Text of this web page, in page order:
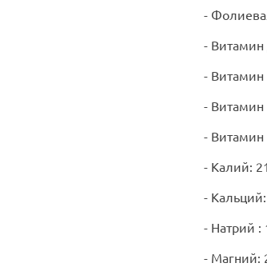
-
- Витамин
- Витамин
- Витамин
- Витамин
- Калий:
-
- Натрий :
- Магний: